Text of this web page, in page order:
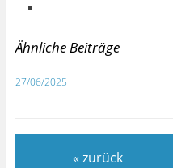
Ähnliche Beiträge
27/06/2025
« zurück